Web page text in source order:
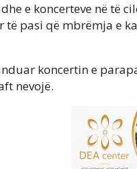
e koncerteve në të
të pasi që mbrëmja e
koncertin e
nevojë.